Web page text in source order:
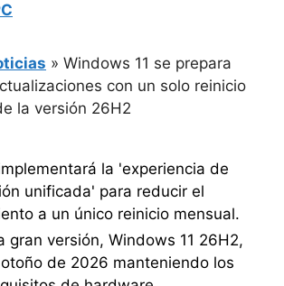
» Windows 11 se prepara
con un solo reinicio
la versión 26H2
la 'experiencia de
unificada' para reducir el
a un único reinicio mensual.
gran versión, Windows 11 26H2,
de 2026 manteniendo los